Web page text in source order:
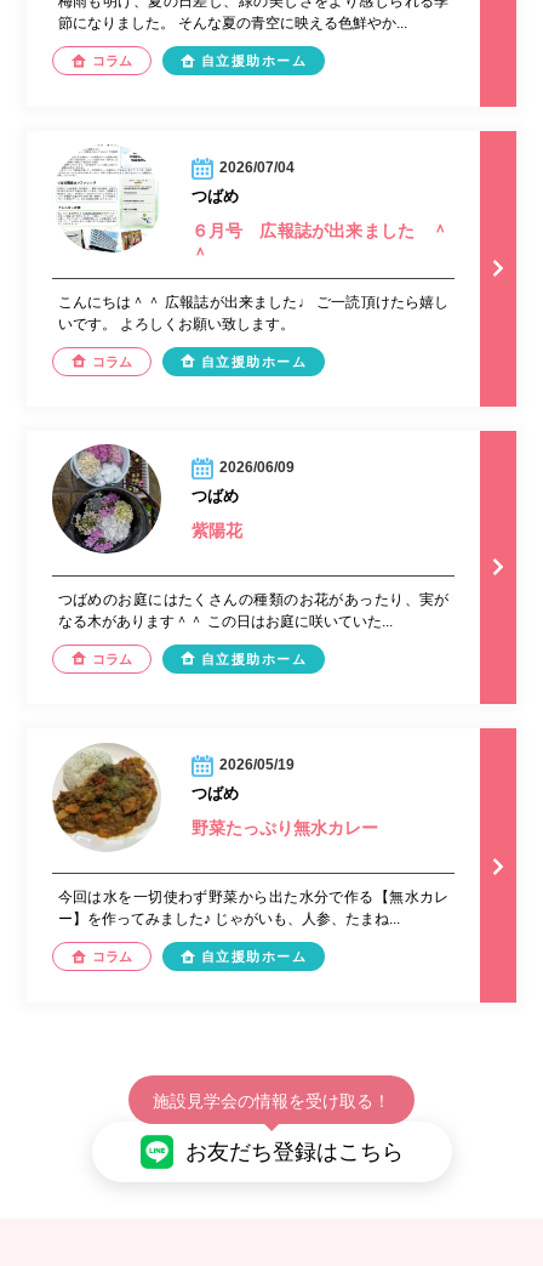
節になりました。 そんな夏の青空に映える色鮮やか...
コラム 自立援助ホーム
2026/07/04
つばめ
６月号 広報誌が出来ました ＾
＾
こんにちは＾＾ 広報誌が出来ました♩ ご一読頂けたら嬉し
いです。 よろしくお願い致します。
コラム 自立援助ホーム
2026/06/09
つばめ
紫陽花
つばめのお庭にはたくさんの種類のお花があったり、実が
なる木があります＾＾ この日はお庭に咲いていた...
コラム 自立援助ホーム
2026/05/19
つばめ
野菜たっぷり無水カレー
今回は水を一切使わず野菜から出た水分で作る【無水カレ
ー】を作ってみました♪ じゃがいも、人参、たまね...
コラム 自立援助ホーム
施設見学会の情報を受け取る！
お友だち登録はこちら